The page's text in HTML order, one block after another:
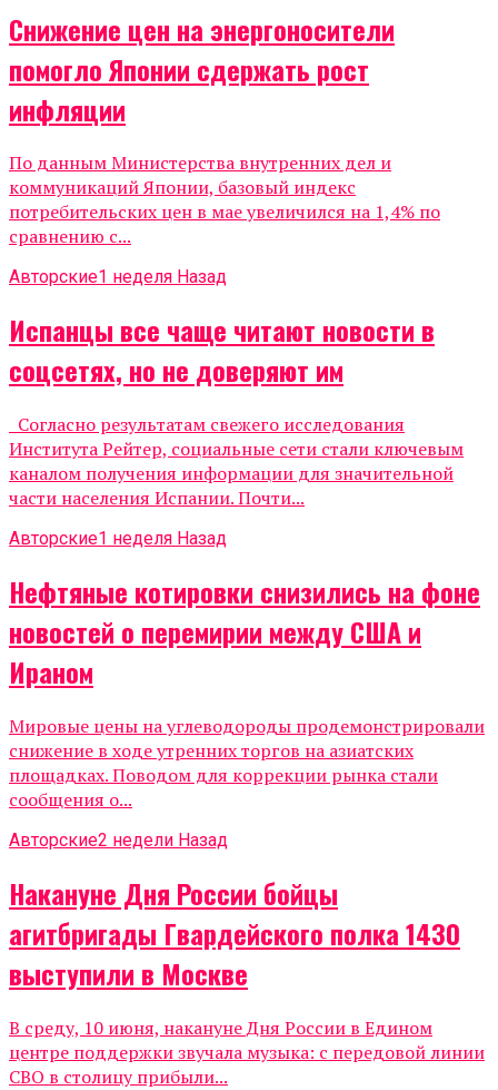
Снижение цен на энергоносители
помогло Японии сдержать рост
инфляции
По данным Министерства внутренних дел и
коммуникаций Японии, базовый индекс
потребительских цен в мае увеличился на 1,4% по
сравнению с...
Авторские1 неделя Назад
Испанцы все чаще читают новости в
соцсетях, но не доверяют им
Согласно результатам свежего исследования
Института Рейтер, социальные сети стали ключевым
каналом получения информации для значительной
части населения Испании. Почти...
Авторские1 неделя Назад
Нефтяные котировки снизились на фоне
новостей о перемирии между США и
Ираном
Мировые цены на углеводороды продемонстрировали
снижение в ходе утренних торгов на азиатских
площадках. Поводом для коррекции рынка стали
сообщения о...
Авторские2 недели Назад
Накануне Дня России бойцы
агитбригады Гвардейского полка 1430
выступили в Москве
В среду, 10 июня, накануне Дня России в Едином
центре поддержки звучала музыка: с передовой линии
СВО в столицу прибыли...